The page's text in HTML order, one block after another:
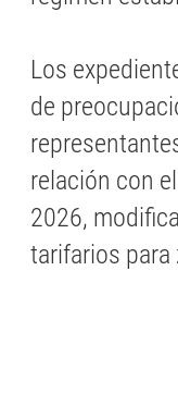
Los
de
relación con
2026,
tarifarios para